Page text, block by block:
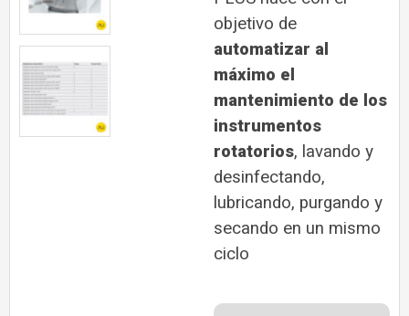
objetivo de
automatizar al
máximo el
mantenimiento de los
instrumentos
rotatorios, lavando y
desinfectando,
lubricando, purgando y
secando en un mismo
ciclo